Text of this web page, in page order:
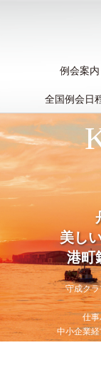
例会案内
全国例会日
美し
港町
守成ク
仕
中小企業